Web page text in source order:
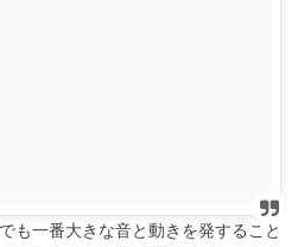
も一番大きな音と動きを発すること